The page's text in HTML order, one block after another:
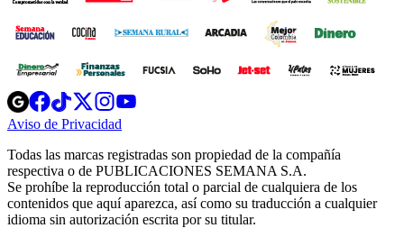
Opens
in
new
Opens
in
new
Opens
in
new
window
Opens
new
windowwindow
Aviso de Privacidad
new
window
Todas las marcas registradas son propiedad de la compañía
respectiva o de PUBLICACIONES SEMANA S.A.
Se prohíbe la reproducción total o parcial de cualquiera de los
contenidos que aquí aparezca, así como su traducción a cualquier
idioma sin autorización escrita por su titular.